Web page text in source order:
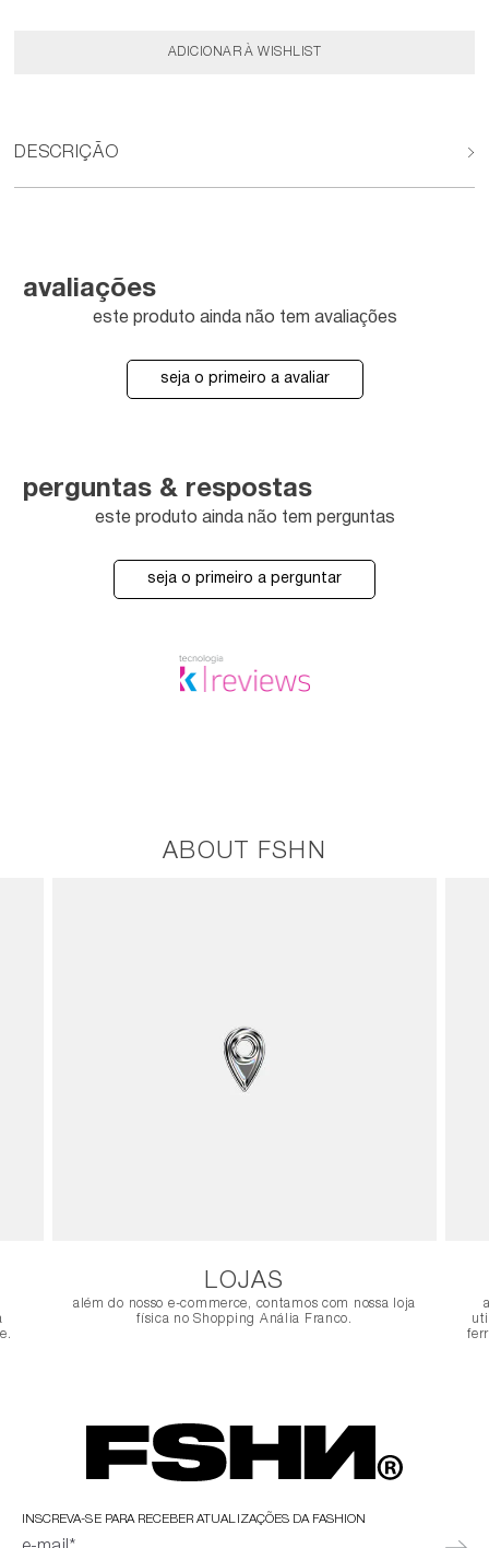
DESCRIÇÃO
avaliações
este produto ainda não tem avaliações
seja o primeiro a avaliar
perguntas & respostas
este produto ainda não tem perguntas
seja o primeiro a perguntar
ABOUT FSHN
LOJAS
além do nosso e-commerce, contamos com nossa loja
física no Shopping Anália Franco.
INSCREVA-SE PARA RECEBER ATUALIZAÇÕES DA FASHION